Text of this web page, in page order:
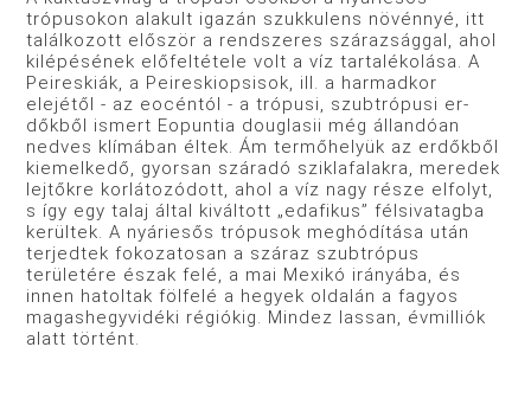
trópusokon alakult igazán szukkulens növénnyé, itt
találkozott először a rendszeres szárazsággal, ahol
kilépésének előfeltétele volt a víz tartalékolása. A
Peireskiák, a Peireskiopsisok, ill. a har­madkor
elejétől - az eocéntól - a trópusi, szubtrópusi er­
dőkből ismert Eopuntia douglasii még állandóan
nedves klí­mában éltek. Ám termőhelyük az erdőkből
kiemelkedő, gyor­san száradó sziklafalakra, meredek
lejtőkre korlátozódott, ahol a víz nagy része elfolyt,
s így egy talaj által kiváltott „edafikus” félsivatagba
kerültek. A nyáriesős trópusok meghódítása után
terjedtek fokozatosan a száraz szubtrópus
területére észak felé, a mai Mexikó irányába, és
innen hatoltak fölfelé a hegyek oldalán a fagyos
magashegyvidéki régiókig. Mindez lassan, évmilliók
alatt történt.